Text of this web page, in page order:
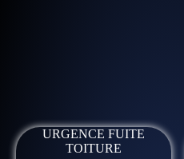
URGENCE FUITE
TOITURE